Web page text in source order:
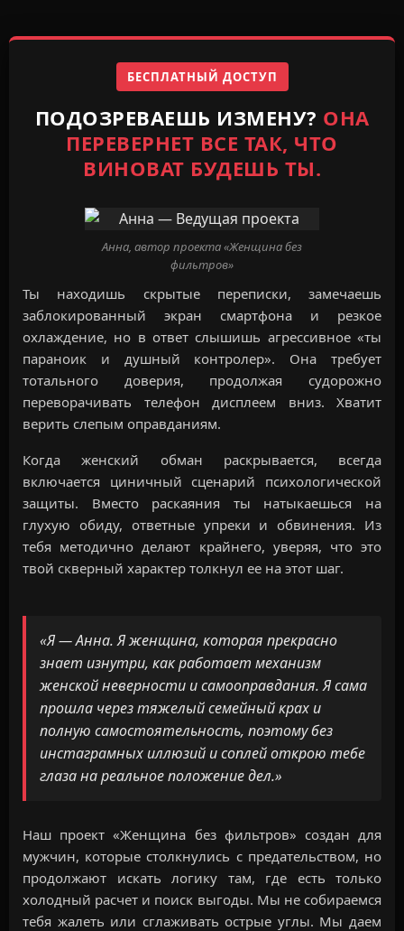
БЕСПЛАТНЫЙ ДОСТУП
ПОДОЗРЕВАЕШЬ ИЗМЕНУ? ОНА
ПЕРЕВЕРНЕТ ВСЕ ТАК, ЧТО
ВИНОВАТ БУДЕШЬ ТЫ.
Анна, автор проекта «Женщина без
фильтров»
Ты находишь скрытые переписки, замечаешь
заблокированный экран смартфона и резкое
охлаждение, но в ответ слышишь агрессивное «ты
параноик и душный контролер». Она требует
тотального доверия, продолжая судорожно
переворачивать телефон дисплеем вниз. Хватит
верить слепым оправданиям.
Когда женский обман раскрывается, всегда
включается циничный сценарий психологической
защиты. Вместо раскаяния ты натыкаешься на
глухую обиду, ответные упреки и обвинения. Из
тебя методично делают крайнего, уверяя, что это
твой скверный характер толкнул ее на этот шаг.
«Я — Анна. Я женщина, которая прекрасно
знает изнутри, как работает механизм
женской неверности и самооправдания. Я сама
прошла через тяжелый семейный крах и
полную самостоятельность, поэтому без
инстаграмных иллюзий и соплей открою тебе
глаза на реальное положение дел.»
Наш проект «Женщина без фильтров» создан для
мужчин, которые столкнулись с предательством, но
продолжают искать логику там, где есть только
холодный расчет и поиск выгоды. Мы не собираемся
тебя жалеть или сглаживать острые углы. Мы даем